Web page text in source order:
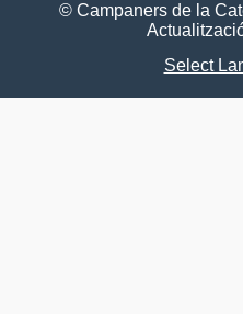
© Campaners de la
Select